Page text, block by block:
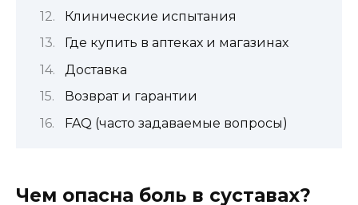
Клинические испытания
Где купить в аптеках и магазинах
Доставка
Возврат и гарантии
FAQ (часто задаваемые вопросы)
Чем опасна боль в суставах?